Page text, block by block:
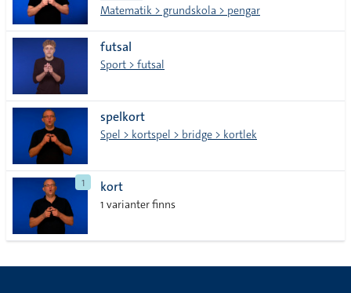
Matematik > grundskola > pengar
futsal
Sport > futsal
spelkort
Spel > kortspel > bridge > kortlek
1 kort
1 varianter finns